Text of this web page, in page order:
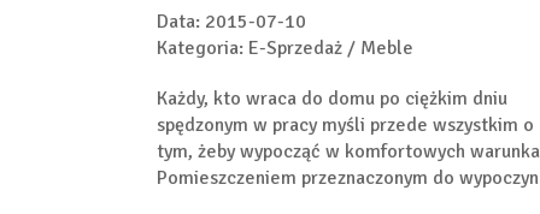
Data: 2015-07-10
Kategoria: E-Sprzedaż / Meble
Każdy, kto wraca do domu po ciężkim dniu
spędzonym w pracy myśli przede wszystkim o
tym, żeby wypocząć w komfortowych
Pomieszczeniem przeznaczonym do